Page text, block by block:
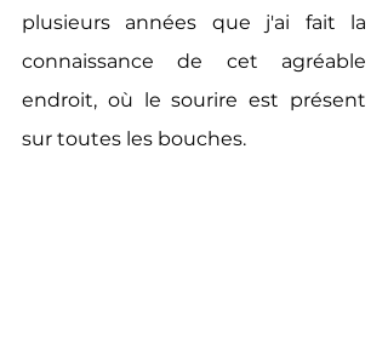
plusieurs années que j'ai fait la
connaissance de cet agréable
endroit, où le sourire est présent
sur toutes les bouches.